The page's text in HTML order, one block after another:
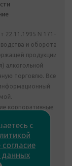
22.11.1995 N 171-
и оборота
продукции
алкогольной
торговлю. Все
корпоративные
изображения.
офертой.
от
с
согласие
данных